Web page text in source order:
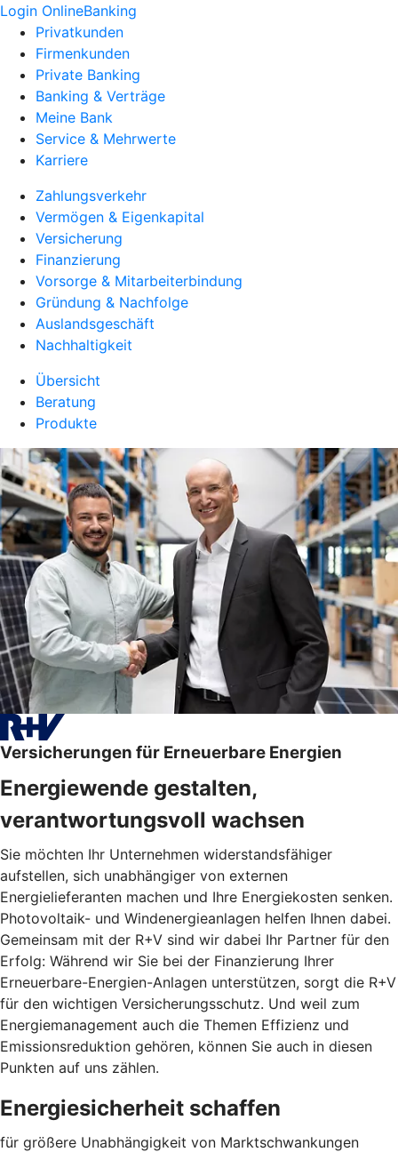
Login OnlineBanking
Privatkunden
Firmenkunden
Private Banking
Banking & Verträge
Meine Bank
Service & Mehrwerte
Karriere
Zahlungsverkehr
Vermögen & Eigenkapital
Versicherung
Finanzierung
Vorsorge & Mitarbeiterbindung
Gründung & Nachfolge
Auslandsgeschäft
Nachhaltigkeit
Übersicht
Beratung
Produkte
Versicherungen für Erneuerbare Energien
Energiewende gestalten,
verantwortungsvoll wachsen
Sie möchten Ihr Unternehmen widerstandsfähiger
aufstellen, sich unabhängiger von externen
Energielieferanten machen und Ihre Energiekosten senken.
Photovoltaik- und Windenergieanlagen helfen Ihnen dabei.
Gemeinsam mit der R+V sind wir dabei Ihr Partner für den
Erfolg: Während wir Sie bei der Finanzierung Ihrer
Erneuerbare-Energien-Anlagen unterstützen, sorgt die R+V
für den wichtigen Versicherungsschutz. Und weil zum
Energiemanagement auch die Themen Effizienz und
Emissionsreduktion gehören, können Sie auch in diesen
Punkten auf uns zählen.
Energiesicherheit schaffen
für größere Unabhängigkeit von Marktschwankungen